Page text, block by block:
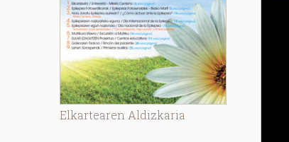
Elkartearen Aldizkaria